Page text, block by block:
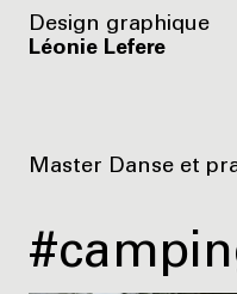
Design graphique
Léonie Lefere
Master Danse et